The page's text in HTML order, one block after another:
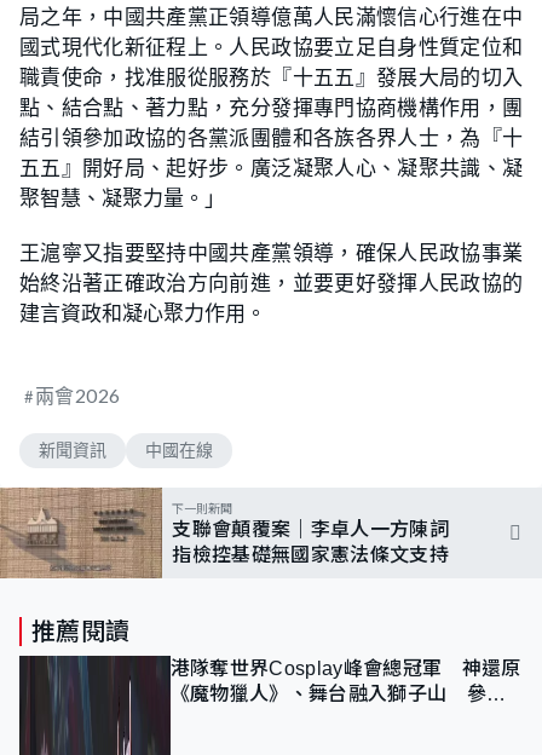
局之年，中國共產黨正領導億萬人民滿懷信心行進在中
國式現代化新征程上。人民政協要立足自身性質定位和
職責使命，找准服從服務於『十五五』發展大局的切入
點、結合點、著力點，充分發揮專門協商機構作用，團
結引領參加政協的各黨派團體和各族各界人士，為『十
五五』開好局、起好步。廣泛凝聚人心、凝聚共識、凝
聚智慧、凝聚力量。」
王滬寧又指要堅持中國共產黨領導，確保人民政協事業
始終沿著正確政治方向前進，並要更好發揮人民政協的
建言資政和凝心聚力作用。
兩會2026
新聞資訊 中國在線
下一則新聞
支聯會顛覆案｜李卓人一方陳詞
指檢控基礎無國家憲法條文支持
推薦閱讀
港隊奪世界Cosplay峰會總冠軍 神還原
《魔物獵人》、舞台融入獅子山 參賽